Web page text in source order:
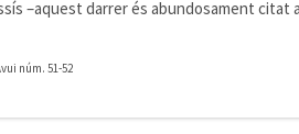
–aquest darrer és abundosament citat
núm. 51-52